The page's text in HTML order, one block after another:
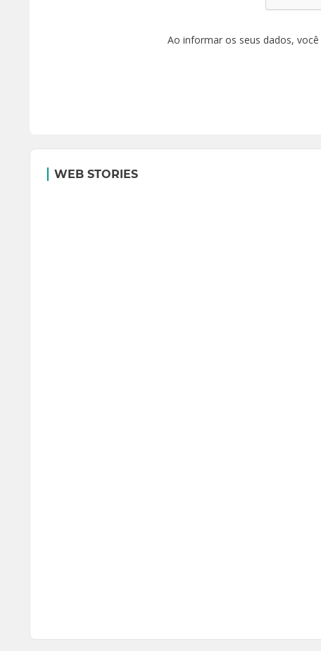
Ao informar os seus dados,
WEB STORIES